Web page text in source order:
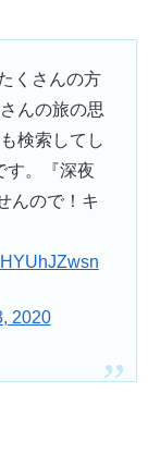
くさんの方
んの旅の思
検索してし
す。『深夜
んので！キ
2020